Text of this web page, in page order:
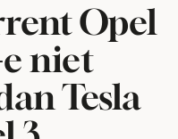
Opel
niet
Tesla